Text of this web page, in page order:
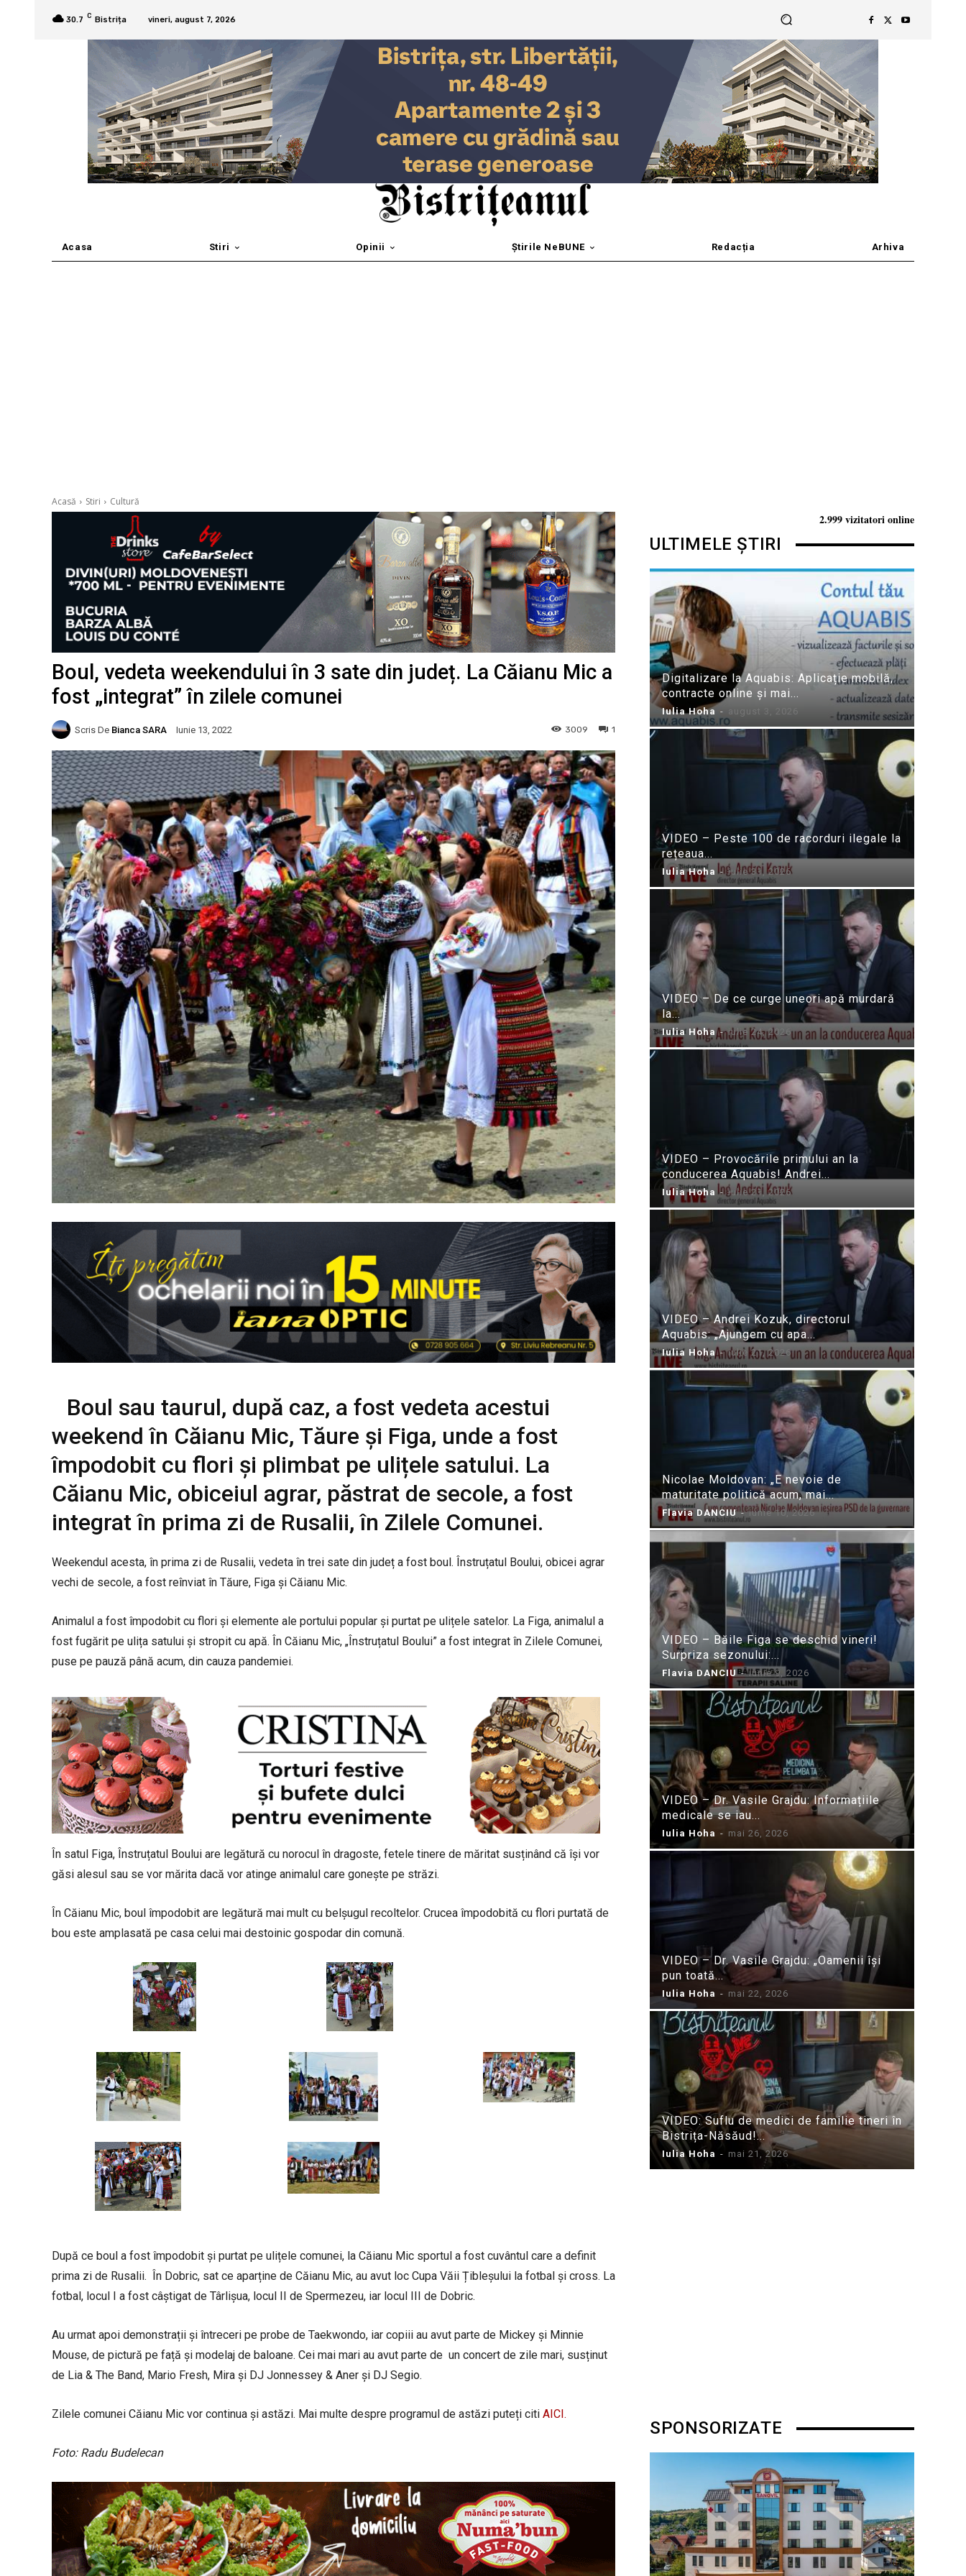
30.7 C Bistrița vineri, august 7, 2026
Acasa Stiri Opinii Știrile NeBUNE Redacția Arhiva
Acasă Stiri Cultură
Boul, vedeta weekendului în 3 sate din județ. La Căianu Mic a
fost „integrat” în zilele comunei
Scris De Bianca SARA Iunie 13, 2022 1
3009
Boul sau taurul, după caz, a fost vedeta acestui
weekend în Căianu Mic, Tăure și Figa, unde a fost
împodobit cu flori și plimbat pe ulițele satului. La
Căianu Mic, obiceiul agrar, păstrat de secole, a fost
integrat în prima zi de Rusalii, în Zilele Comunei.
Weekendul acesta, în prima zi de Rusalii, vedeta în trei sate din județ a fost boul. Înstruțatul Boului, obicei agrar
vechi de secole, a fost reînviat în Tăure, Figa și Căianu Mic.
Animalul a fost împodobit cu flori și elemente ale portului popular și purtat pe ulițele satelor. La Figa, animalul a
fost fugărit pe ulița satului și stropit cu apă. În Căianu Mic, „Înstruțatul Boului” a fost integrat în Zilele Comunei,
puse pe pauză până acum, din cauza pandemiei.
În satul Figa, Înstruțatul Boului are legătură cu norocul în dragoste, fetele tinere de măritat susținând că își vor
găsi alesul sau se vor mărita dacă vor atinge animalul care gonește pe străzi.
În Căianu Mic, boul împodobit are legătură mai mult cu belșugul recoltelor. Crucea împodobită cu flori purtată de
bou este amplasată pe casa celui mai destoinic gospodar din comună.
După ce boul a fost împodobit și purtat pe ulițele comunei, la Căianu Mic sportul a fost cuvântul care a definit
prima zi de Rusalii. În Dobric, sat ce aparține de Căianu Mic, au avut loc Cupa Văii Țibleșului la fotbal și cross. La
fotbal, locul I a fost câștigat de Târlișua, locul II de Spermezeu, iar locul III de Dobric.
Au urmat apoi demonstrații și întreceri pe probe de Taekwondo, iar copiii au avut parte de Mickey și Minnie
Mouse, de pictură pe față și modelaj de baloane. Cei mai mari au avut parte de un concert de zile mari, susținut
de Lia & The Band, Mario Fresh, Mira și DJ Jonnessey & Aner și DJ Segio.
Zilele comunei Căianu Mic vor continua și astăzi. Mai multe despre programul de astăzi puteți citi AICI.
Foto: Radu Budelecan
2.999 vizitatori online
ULTIMELE ȘTIRI
Digitalizare la Aquabis: Aplicație mobilă,
contracte online și mai...
Iulia Hoha - august 3, 2026
VIDEO – Peste 100 de racorduri ilegale la
rețeaua...
Iulia Hoha - iulie 31, 2026
VIDEO – De ce curge uneori apă murdară
la...
Iulia Hoha - iulie 24, 2026
VIDEO – Provocările primului an la
conducerea Aquabis! Andrei...
Iulia Hoha - iulie 21, 2026
VIDEO – Andrei Kozuk, directorul
Aquabis: „Ajungem cu apa...
Iulia Hoha - iulie 21, 2026
Nicolae Moldovan: „E nevoie de
maturitate politică acum, mai...
Flavia DANCIU - iunie 10, 2026
VIDEO – Băile Figa se deschid vineri!
Surpriza sezonului:...
Flavia DANCIU - iunie 9, 2026
VIDEO – Dr. Vasile Grajdu: Informațiile
medicale se iau...
Iulia Hoha - mai 26, 2026
VIDEO – Dr. Vasile Grajdu: „Oamenii își
pun toată...
Iulia Hoha - mai 22, 2026
VIDEO: Suflu de medici de familie tineri în
Bistrița-Năsăud!...
Iulia Hoha - mai 21, 2026
SPONSORIZATE